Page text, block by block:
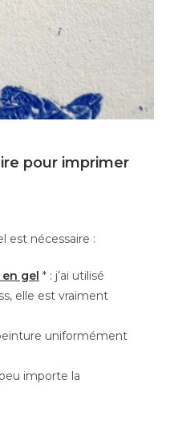
pour imprimer
est nécessaire :
en gel * : j’ai utilisé
elle est vraiment
uniformément
importe la